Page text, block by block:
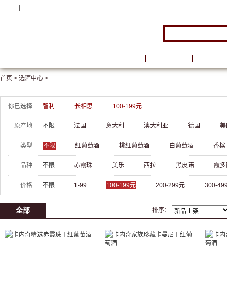
首页 > 选酒中心 >
你已选择 智利 长相思 100-199元
原产地 不限 法国 意大利 澳大利亚 德国
类型 不限 红葡萄酒 桃红葡萄酒 白葡萄酒 香槟
品种 不限 赤霞珠 美乐 西拉 黑皮诺 霞
价格 不限 1-99 100-199元 200-299元 300-
全部 排序：